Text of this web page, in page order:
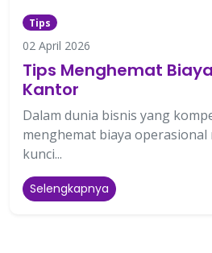
Tips
02 April 2026
Tips Menghemat
Kantor
Dalam dunia bisnis yang
menghemat biaya operasional
kunci...
Selengkapnya